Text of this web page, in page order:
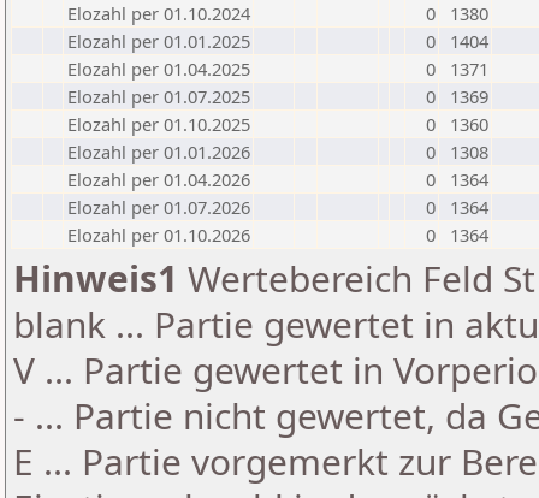
Elozahl per 01.10.2024
0
1380
Elozahl per 01.01.2025
0
1404
Elozahl per 01.04.2025
0
1371
Elozahl per 01.07.2025
0
1369
Elozahl per 01.10.2025
0
1360
Elozahl per 01.01.2026
0
1308
Elozahl per 01.04.2026
0
1364
Elozahl per 01.07.2026
0
1364
Elozahl per 01.10.2026
0 1364
Hinweis1 Wertebereich Feld
blank ... Partie gewertet in
V ... Partie gewertet in
- ... Partie nicht gewertet, da
E ... Partie vorgemerkt zur